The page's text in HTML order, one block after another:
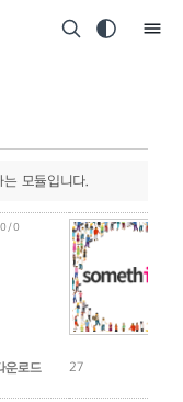
모듈입니다.
0 / 0
운로드 27